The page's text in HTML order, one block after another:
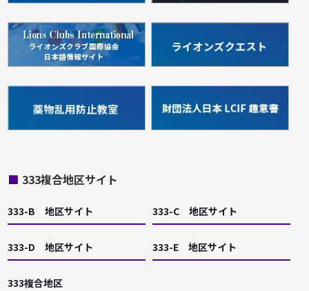
■ 333複合地区サイト
333-B 地区サイト 333-C 地区サイト
333-D 地区サイト 333-E 地区サイト
333複合地区